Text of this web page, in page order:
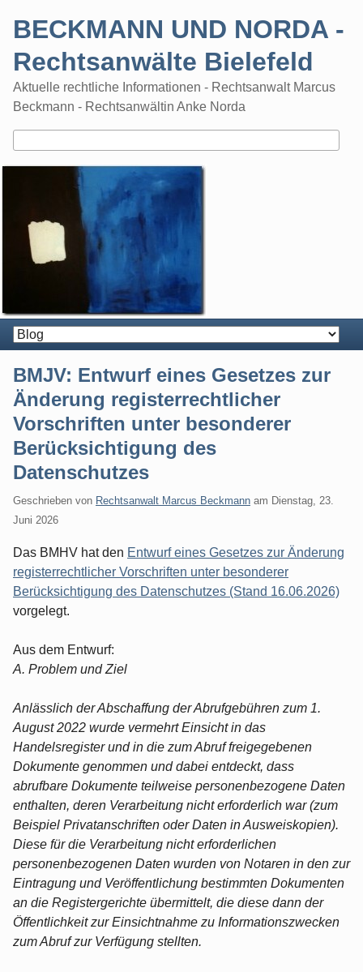
BECKMANN UND NORDA -
Rechtsanwälte Bielefeld
Aktuelle rechtliche Informationen - Rechtsanwalt Marcus
Beckmann - Rechtsanwältin Anke Norda
BMJV: Entwurf eines Gesetzes zur
Änderung registerrechtlicher
Vorschriften unter besonderer
Berücksichtigung des
Datenschutzes
Geschrieben von Rechtsanwalt Marcus Beckmann am Dienstag, 23.
Juni 2026
Das BMHV hat den Entwurf eines Gesetzes zur Änderung
registerrechtlicher Vorschriften unter besonderer
Berücksichtigung des Datenschutzes (Stand 16.06.2026)
vorgelegt.
Aus dem Entwurf:
A. Problem und Ziel
Anlässlich der Abschaffung der Abrufgebühren zum 1.
August 2022 wurde vermehrt Einsicht in das
Handelsregister und in die zum Abruf freigegebenen
Dokumente genommen und dabei entdeckt, dass
abrufbare Dokumente teilweise personenbezogene Daten
enthalten, deren Verarbeitung nicht erforderlich war (zum
Beispiel Privatanschriften oder Daten in Ausweiskopien).
Diese für die Verarbeitung nicht erforderlichen
personenbezogenen Daten wurden von Notaren in den zur
Eintragung und Veröffentlichung bestimmten Dokumenten
an die Registergerichte übermittelt, die diese dann der
Öffentlichkeit zur Einsichtnahme zu Informationszwecken
zum Abruf zur Verfügung stellten.